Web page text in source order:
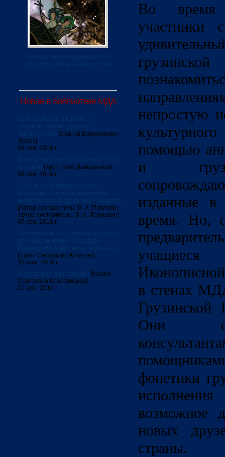
Новое в библиотеке МДА
[Сергей Ефроимович
Эрлих]
09 сен. 2016 г.
[прот. Олег Давыденков]
09 сен. 2016 г.
[Автор-составитель: О. И. Павлова;
Автор-составитель: В. А. Левушкин]
07 сен. 2016 г.
[сщмч. Серафим (Чичагов)]
10 мая. 2016 г.
[Мария
Сергеевна Красовицкая]
21 апр. 2016 г.
Во время
участники
непростую
помощью
и
изданные
время. Но,
в стенах
Грузинской
Они
фонетики
возможное
новых
страны.